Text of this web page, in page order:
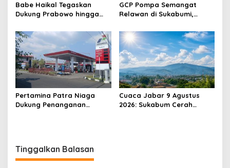
Babe Haikal Tegaskan
Dukung Prabowo hingga
Kesehatan, Kita Lanjutkan
Dong
GCP Pompa Semangat
Relawan di Sukabumi,
Prabowo Berjuang Sendiri
Pertamina Patra Niaga
Dukung Penanganan
Cuaca Jabar 9 Agustus
2026: Sukabum Cerah
Tinggalkan Balasan